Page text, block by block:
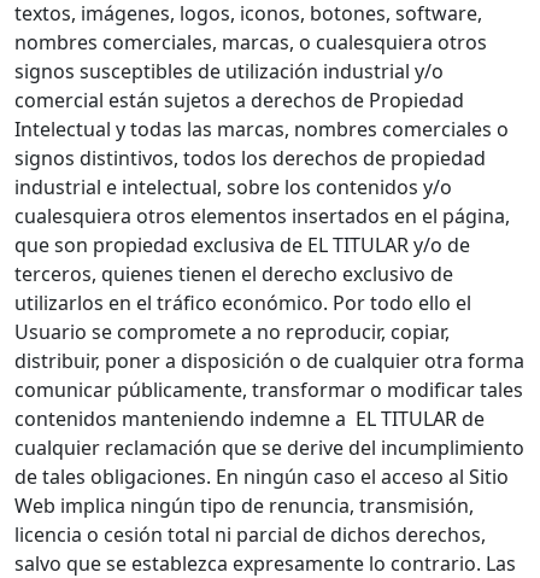
textos, imágenes, logos, iconos, botones, software,
nombres comerciales, marcas, o cualesquiera otros
signos susceptibles de utilización industrial y/o
comercial están sujetos a derechos de Propiedad
Intelectual y todas las marcas, nombres comerciales o
signos distintivos, todos los derechos de propiedad
industrial e intelectual, sobre los contenidos y/o
cualesquiera otros elementos insertados en el página,
que son propiedad exclusiva de EL TITULAR y/o de
terceros, quienes tienen el derecho exclusivo de
utilizarlos en el tráfico económico. Por todo ello el
Usuario se compromete a no reproducir, copiar,
distribuir, poner a disposición o de cualquier otra forma
comunicar públicamente, transformar o modificar tales
contenidos manteniendo indemne a EL TITULAR de
cualquier reclamación que se derive del incumplimiento
de tales obligaciones. En ningún caso el acceso al Sitio
Web implica ningún tipo de renuncia, transmisión,
licencia o cesión total ni parcial de dichos derechos,
salvo que se establezca expresamente lo contrario. Las